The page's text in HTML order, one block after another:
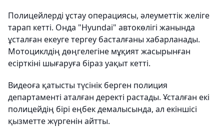
Полицейлерді ұстау операциясы, әлеуметтік желіге
тарап кетті. Онда "Hyundai" автокөлігі жанында
ұсталған екеуге тергеу басталғаны хабарланады.
Мотоциклдің дөңгелегіне мұқият жасырынған
есірткіні шығаруға біраз уақыт кетті.
Видеоға қатысты түсінік берген полиция
департаменті аталған деректі растады. Ұсталған екі
полицейдің бірі еңбек демалысында, ал екіншісі
қызметте жүргенін айтты.